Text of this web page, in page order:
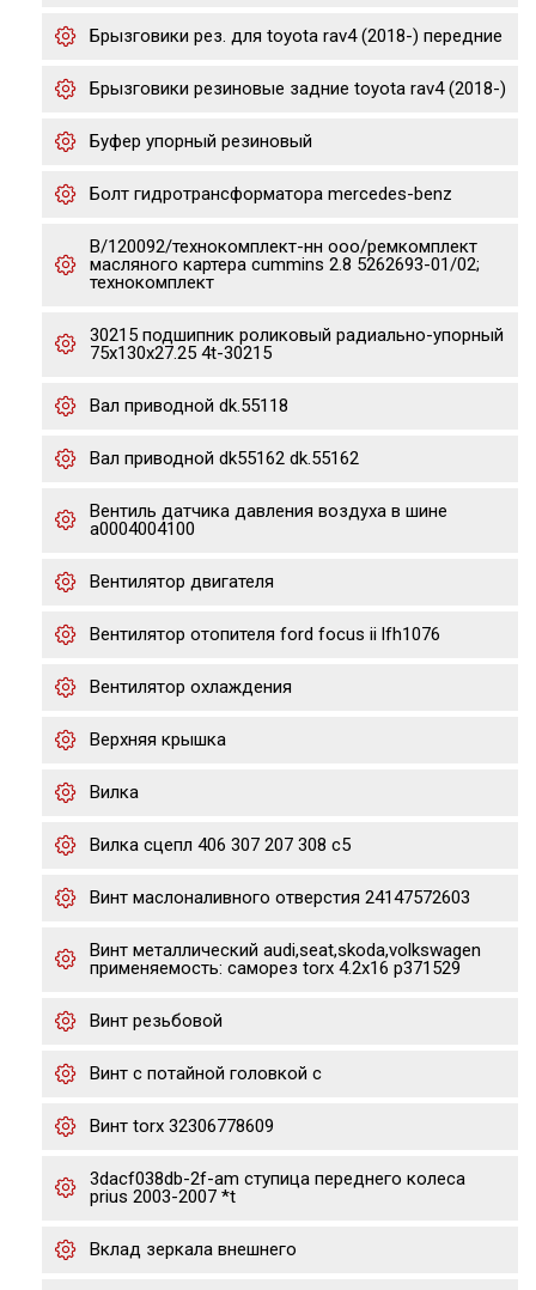
Брызговики рез. для toyota rav4 (2018-) передние
Брызговики резиновые задние toyota rav4 (2018-)
Буфер упорный резиновый
Бoлт гидpотрансфоpматора mеrcеdеs-bеnz
В/120092/технокомплект-нн ооо/ремкомплект
масляного картера сummins 2.8 5262693-01/02;
технокомплект
30215 подшипник роликовый радиально-упорный
75x130x27.25 4t-30215
Вал приводной dk.55118
Вал приводной dk55162 dk.55162
Вентиль датчика давления воздуха в шине
a0004004100
Вентилятор двигателя
Вентилятор отопителя ford focus ii lfh1076
Вентилятор охлаждения
Верхняя крышка
Вилка
Вилка сцепл 406 307 207 308 c5
Винт маслоналивного отверстия 24147572603
Винт металлический audi,seat,skoda,volkswagen
применяемость: саморез torx 4.2х16 p371529
Винт резьбовой
Винт с потайной головкой с
Винт torx 32306778609
3dacf038db-2f-am ступица переднего колеса
prius 2003-2007 *t
Вклад зеркала внешнего